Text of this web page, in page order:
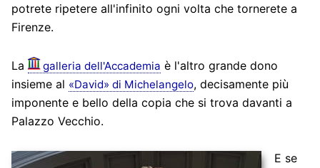
potrete ripetere all'infinito ogni volta che tornerete a
Firenze.
La galleria dell'Accademia è l'altro grande dono
insieme al «David» di Michelangelo, decisamente più
imponente e bello della copia che si trova davanti a
Palazzo Vecchio.
E se